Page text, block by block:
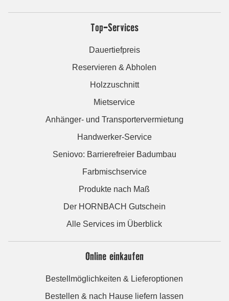
Top-Services
Dauertiefpreis
Reservieren & Abholen
Holzzuschnitt
Mietservice
Anhänger- und Transportervermietung
Handwerker-Service
Seniovo: Barrierefreier Badumbau
Farbmischservice
Produkte nach Maß
Der HORNBACH Gutschein
Alle Services im Überblick
Online einkaufen
Bestellmöglichkeiten & Lieferoptionen
Bestellen & nach Hause liefern lassen